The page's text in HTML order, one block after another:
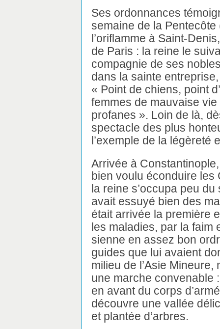
Ses ordonnances
semaine de la
l’oriflamme à Saint-
de Paris : la reine le
compagnie de ses
dans la sainte
« Point de chiens, point
femmes de mauvaise
profanes ». Loin de là,
spectacle des plus
l’exemple de la légèreté
Arrivée à
bien voulu éconduire les
la reine s’occupa peu
avait essuyé bien des
était arrivée la première
les maladies, par la faim
sienne en assez bon
guides que lui avaient
milieu de l’Asie Mineure,
une marche convenable
en avant du corps
découvre une vallée
et plantée d’arbres.